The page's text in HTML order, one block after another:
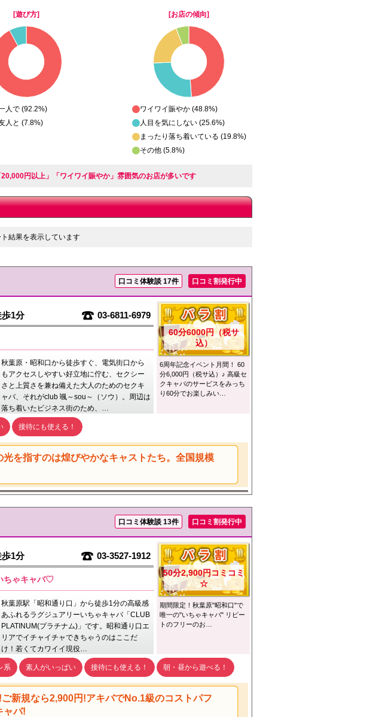
[遊び方]
人で (92.2%)
人と (7.8%)
[お店の傾向]
ワイワイ賑やか (48.8%)
人目を気にしない (25.6%)
まったり落ち着いている (19.8%)
その他 (5.8%)
円以上」「ワイワイ賑やか」雰囲気のお店が多いです
結果を表示しています
口コミ体験談 17件 口コミ割発行中
1分 03-6811-6979
秋葉原・昭和口から徒歩すぐ、電気街口から
もアクセスしやすい好立地に佇む、セクシー
さと上質さを兼ね備えた大人のためのセクキ
ャバ、それがclub 颯～sou～（ソウ）。周辺は
落ち着いたビジネス街のため、…
接待にも使える！
60分6000円（税サ
込）
6周年記念イベント月間！ 60
分6,000円（税サ込）♪ 高級セ
クキャバのサービスをみっち
り60分でお楽しみい…
を指すのは煌びやかなキャストたち。全国規模
口コミ体験談 13件 口コミ割発行中
1分 03-3527-1912
ちゃキャバ♡
秋葉原駅「昭和通り口」から徒歩1分の高級感
あふれるラグジュアリーいちゃキャバ「CLUB
PLATINUM(プラチナム)」です。昭和通り口エ
リアでイチャイチャできちゃうのはここだ
け！若くてカワイイ現役…
系 素人がいっぱい 接待にも使える！ 朝・昼から遊べる！
50分2,900円コミコミ
☆
期間限定！秋葉原"昭和口"で
唯一の"いちゃキャバ" リピー
トのフリーのお…
新規なら2,900円!アキバでNo.1級のコストパフ
ャバ!